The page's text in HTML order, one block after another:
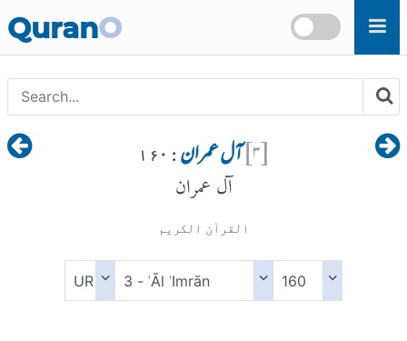
Skip to main content
QuranO
[۳]آل عمران : ۱۶۰
آل عمران
القرآن الكريم